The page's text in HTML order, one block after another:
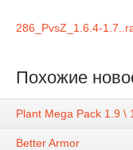
286_PvsZ_1.6.4-
Похожие
Plant Mega Pack 1.9 \
Better Armor